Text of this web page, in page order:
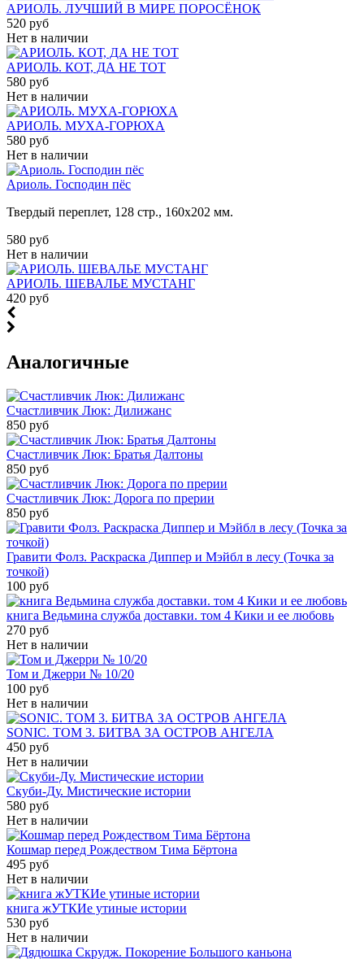
АРИОЛЬ. ЛУЧШИЙ В МИРЕ ПОРОСЁНОК
520 руб
Нет в наличии
АРИОЛЬ. КОТ, ДА НЕ ТОТ
580 руб
Нет в наличии
АРИОЛЬ. МУХА-ГОРЮХА
580 руб
Нет в наличии
Ариоль. Господин пёс
Твердый переплет, 128 стр., 160х202 мм.
580 руб
Нет в наличии
АРИОЛЬ. ШЕВАЛЬЕ МУСТАНГ
420 руб
Аналогичные
Счастливчик Люк: Дилижанс
850 руб
Счастливчик Люк: Братья Далтоны
850 руб
Счастливчик Люк: Дорога по прерии
850 руб
Гравити Фолз. Раскраска Диппер и Мэйбл в лесу (Точка за
точкой)
100 руб
книга Ведьмина служба доставки. том 4 Кики и ее любовь
270 руб
Нет в наличии
Том и Джерри № 10/20
100 руб
Нет в наличии
SONIC. ТОМ 3. БИТВА ЗА ОСТРОВ АНГЕЛА
450 руб
Нет в наличии
Скуби-Ду. Мистические истории
580 руб
Нет в наличии
Кошмар перед Рождеством Тима Бёртона
495 руб
Нет в наличии
книга жУТКИе утиные истории
530 руб
Нет в наличии